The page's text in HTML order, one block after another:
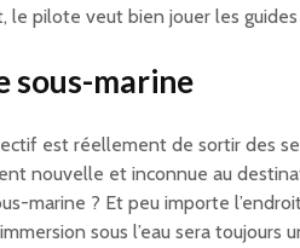
le pilote veut bien jouer les
sous-marine
est réellement de sortir des
nouvelle et inconnue au
marine ? Et peu importe
sous l’eau sera toujours